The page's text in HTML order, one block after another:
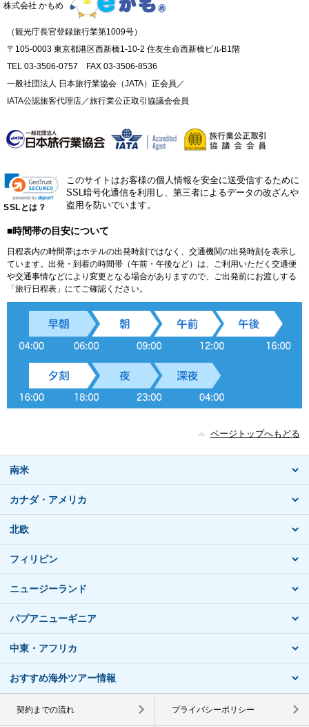
株式会社 かもめ
（観光庁長官登録旅行業第1009号）
〒105-0003 東京都港区西新橋1-10-2 住友生命西新橋ビルB1階
TEL 03-3506-0757 FAX 03-3506-8536
一般社団法人 日本旅行業協会（JATA）正会員／
IATA公認旅客代理店／旅行業公正取引協議会会員
SSLとは？
このサイトはお客様の個人情報を安全に送受信するために
SSL暗号化通信を利用し、第三者によるデータの改ざんや
盗用を防いでいます。
■時間帯の目安について
日程表内の時間帯はホテルの出発時刻ではなく、交通機関の出発時刻を表示し
ています。出発・到着の時間帯（午前・午後など）は、ご利用いただく交通便
や交通事情などにより変更となる場合がありますので、ご出発前にお渡しする
「旅行日程表」にてご確認ください。
ページトップへもどる
南米
カナダ・アメリカ
北欧
フィリピン
ニュージーランド
パプアニューギニア
中東・アフリカ
おすすめ海外ツアー情報
契約までの流れ プライバシーポリシー